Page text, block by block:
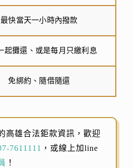
最快當天一小時內撥款
起攤還、或是每月只繳利息
免綁約、隨借隨還
高雄合法鉅款資訊，歡迎
7611111 ，或線上加line
！